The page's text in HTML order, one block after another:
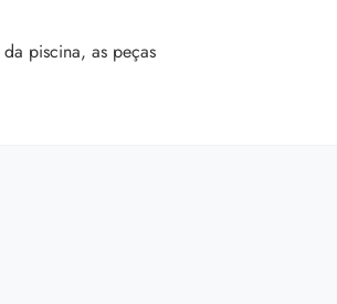
piscina, as peças